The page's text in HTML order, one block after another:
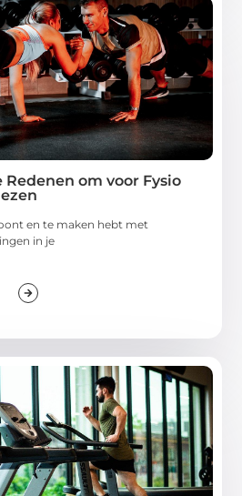
om voor Fysio
en te maken hebt met
in je